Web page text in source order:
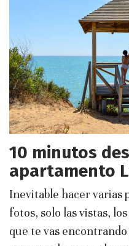
10 minutos
apartamento
Inevitable hacer varias
fotos, solo las vistas,
que te vas